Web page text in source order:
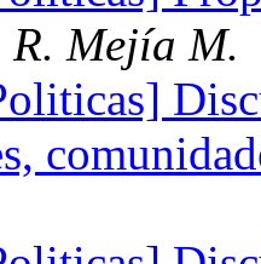
Mejía M.